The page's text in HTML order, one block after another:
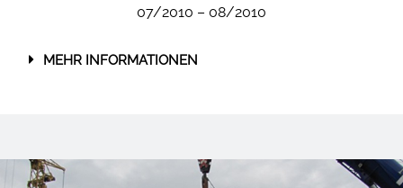
07/2010 – 08/2010
MEHR INFORMATIONEN